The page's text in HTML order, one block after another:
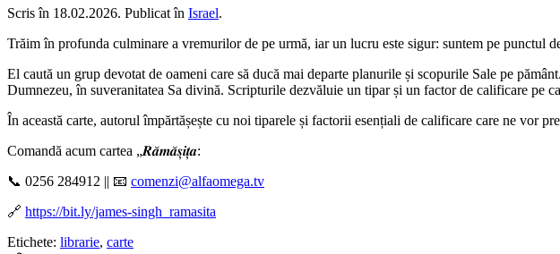
Scris în 18.02.2026. Publicat în Israel.
Trăim în profunda culminare a vremurilor de pe urmă, iar un lucru este sigur: suntem pe
El caută un grup devotat de oameni care să ducă mai departe planurile și scopurile Sale pe
Dumnezeu, în suveranitatea Sa divină. Scripturile dezvăluie un tipar și un factor de calificare pe
În această carte, autorul împărtășește cu noi tiparele și factorii esențiali de calificare care ne vor
Comandă acum cartea „𝑹𝒂̆𝒎𝒂̆𝒔̦𝒊𝒕̦𝒂:
📞 0256 284912 || 📧 comenzi@alfaomega.tv
🔗 https://bit.ly/james-singh_ramasita
Etichete: librarie, carte